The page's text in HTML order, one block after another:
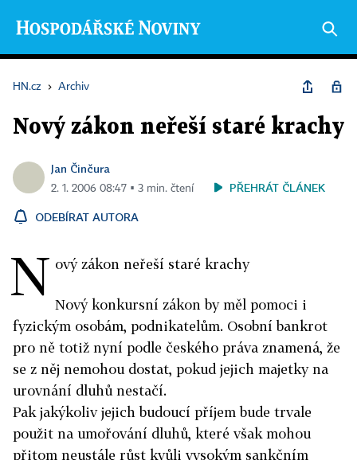
HN.cz › Archiv
Nový zákon neřeší staré krachy
Jan Činčura
2. 1. 2006 08:47 ▪ 3 min. čtení PŘEHRÁT ČLÁNEK
ODEBÍRAT AUTORA
N ový zákon neřeší staré krachy
Nový konkursní zákon by měl pomoci i
fyzickým osobám, podnikatelům. Osobní bankrot
pro ně totiž nyní podle českého práva znamená, že
se z něj nemohou dostat, pokud jejich majetky na
urovnání dluhů nestačí.
Pak jakýkoliv jejich budoucí příjem bude trvale
použit na umořování dluhů, které však mohou
přitom neustále růst kvůli vysokým sankčním